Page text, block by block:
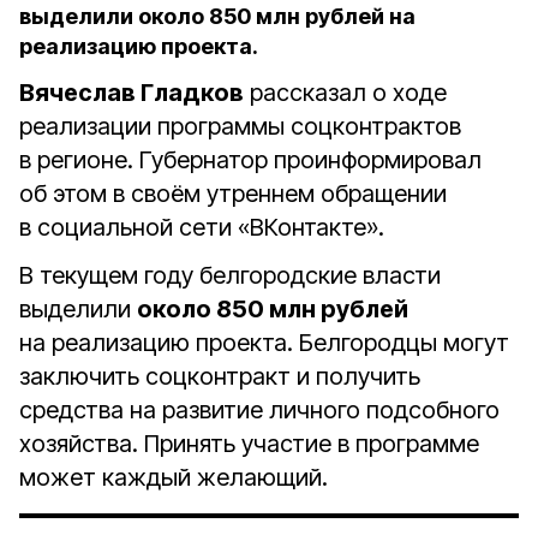
выделили около 850 млн рублей на
реализацию проекта.
Вячеслав Гладков рассказал о ходе
реализации программы соцконтрактов
в регионе. Губернатор проинформировал
об этом в своём утреннем обращении
в социальной сети «ВКонтакте».
В текущем году белгородские власти
выделили около 850 млн рублей
на реализацию проекта. Белгородцы могут
заключить соцконтракт и получить
средства на развитие личного подсобного
хозяйства. Принять участие в программе
может каждый желающий.